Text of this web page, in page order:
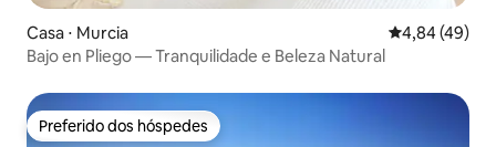
Casa ⋅ Murcia 4,84 de uma
4,84 (49)
Bajo en Pliego — Tranquilidade e Beleza Natural
Preferido dos hóspedes
Preferido dos hóspedes